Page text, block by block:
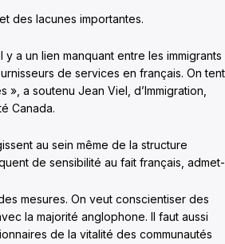
des lacunes importantes.
y a un lien manquant entre les immigrants
de services en français. On
», a soutenu Jean Viel, d’Immigration,
Canada.
au sein même de la structure
de sensibilité au fait français,
mesures. On veut conscientiser des
la majorité anglophone. Il faut aussi
de la vitalité des communautés